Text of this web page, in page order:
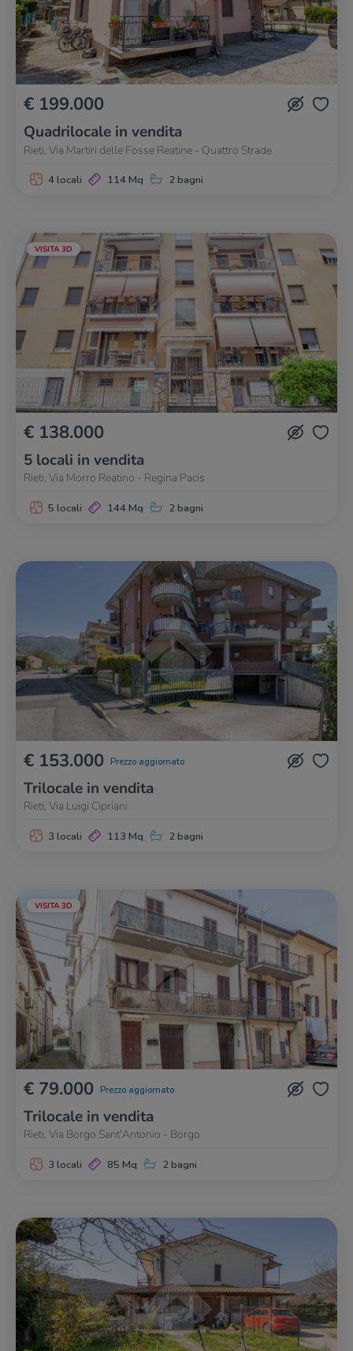
€ 199.000
Quadrilocale in vendita
Rieti, Via Martiri delle Fosse Reatine - Quattro Strade
4 locali 114 Mq 2 bagni
VISITA 3D
€ 138.000
5 locali in vendita
Rieti, Via Morro Reatino - Regina Pacis
5 locali 144 Mq 2 bagni
€ 153.000 Prezzo aggiornato
Trilocale in vendita
Rieti, Via Luigi Cipriani
3 locali 113 Mq 2 bagni
VISITA 3D
€ 79.000 Prezzo aggiornato
Trilocale in vendita
Rieti, Via Borgo Sant'Antonio - Borgo
3 locali 85 Mq 2 bagni